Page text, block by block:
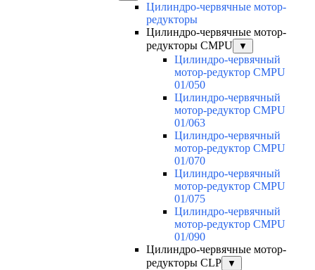
Цилиндро-червячные мотор-
редукторы
Цилиндро-червячные мотор-
редукторы CMPU
▼
Цилиндро-червячный
мотор-редуктор CMPU
01/050
Цилиндро-червячный
мотор-редуктор CMPU
01/063
Цилиндро-червячный
мотор-редуктор CMPU
01/070
Цилиндро-червячный
мотор-редуктор CMPU
01/075
Цилиндро-червячный
мотор-редуктор CMPU
01/090
Цилиндро-червячные мотор-
редукторы CLP
▼